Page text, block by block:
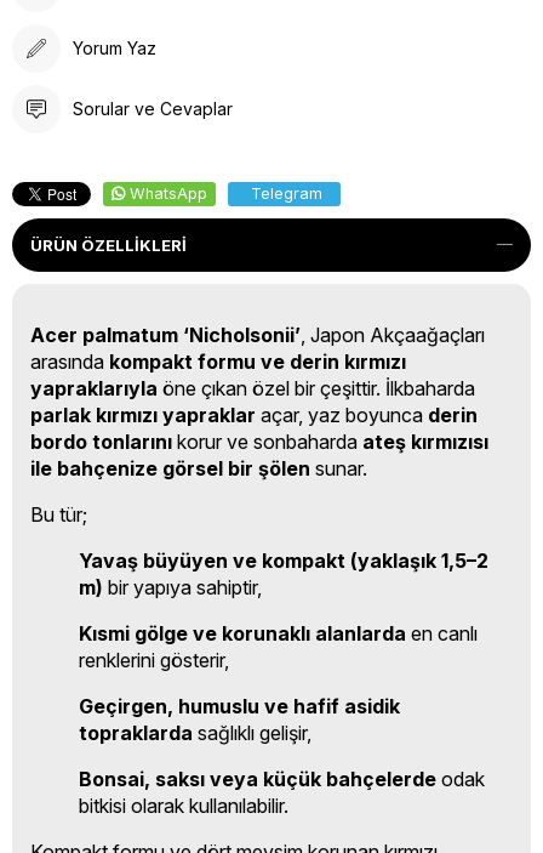
Yorum Yaz
Sorular ve Cevaplar
WhatsApp Telegram
ÜRÜN ÖZELLIKLERI
Acer palmatum ‘Nicholsonii’ , Japon Akçaağaçları
arasında kompakt formu ve derin kırmızı
yapraklarıyla öne çıkan özel bir çeşittir. İlkbaharda
parlak kırmızı yapraklar açar, yaz boyunca derin
bordo tonlarını korur ve sonbaharda ateş kırmızısı
ile bahçenize görsel bir şölen sunar.
Bu tür;
Yavaş büyüyen ve kompakt (yaklaşık 1,5–2
m) bir yapıya sahiptir,
Kısmi gölge ve korunaklı alanlarda en canlı
renklerini gösterir,
Geçirgen, humuslu ve hafif asidik
topraklarda sağlıklı gelişir,
Bonsai, saksı veya küçük bahçelerde odak
bitkisi olarak kullanılabilir.